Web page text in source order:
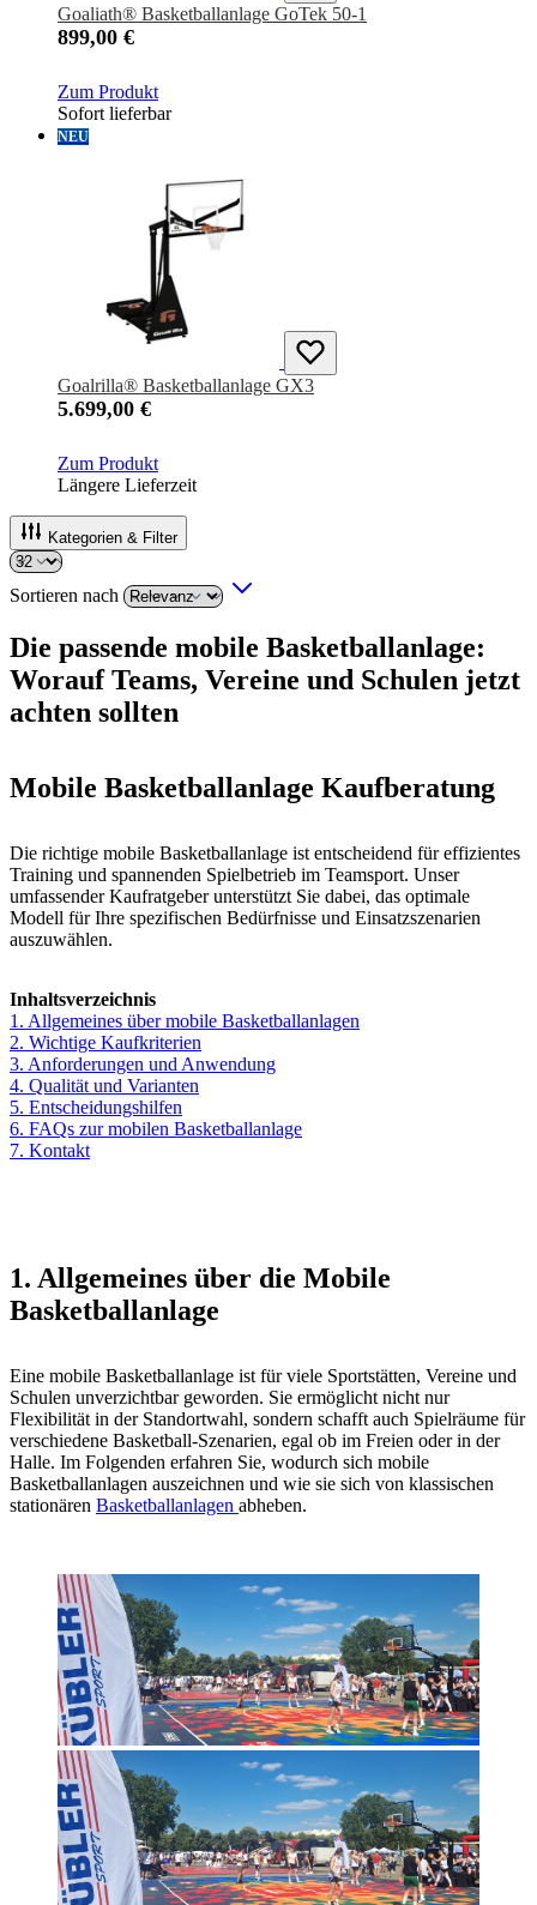
Goaliath® Basketballanlage GoTek 50-1
899,00 €
Zum Produkt
Sofort lieferbar
NEU
Goalrilla® Basketballanlage GX3
5.699,00 €
Zum Produkt
Längere Lieferzeit
Kategorien & Filter
Sortieren nach
Die passende mobile Basketballanlage:
Worauf Teams, Vereine und Schulen jetzt
achten sollten
Mobile Basketballanlage Kaufberatung
Die richtige mobile Basketballanlage ist entscheidend für effizientes
Training und spannenden Spielbetrieb im Teamsport. Unser
umfassender Kaufratgeber unterstützt Sie dabei, das optimale
Modell für Ihre spezifischen Bedürfnisse und Einsatzszenarien
auszuwählen.
Inhaltsverzeichnis
1. Allgemeines über mobile Basketballanlagen
2. Wichtige Kaufkriterien
3. Anforderungen und Anwendung
4. Qualität und Varianten
5. Entscheidungshilfen
6. FAQs zur mobilen Basketballanlage
7. Kontakt
1. Allgemeines über die Mobile
Basketballanlage
Eine mobile Basketballanlage ist für viele Sportstätten, Vereine und
Schulen unverzichtbar geworden. Sie ermöglicht nicht nur
Flexibilität in der Standortwahl, sondern schafft auch Spielräume für
verschiedene Basketball-Szenarien, egal ob im Freien oder in der
Halle. Im Folgenden erfahren Sie, wodurch sich mobile
Basketballanlagen auszeichnen und wie sie sich von klassischen
stationären Basketballanlagen abheben.